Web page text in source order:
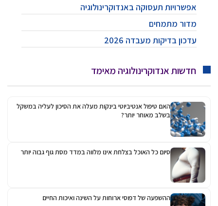
אפשרויות תעסוקה באנדוקרינולוגיה
מדור מתמחים
עדכון בדיקות מעבדה 2026
חדשות אנדוקרינולוגיה מאימד
האם טיפול אנטיביוטי בינקות מעלה את הסיכון לעליה במשקל
בשלב מאוחר יותר?
סיום כל האוכל בצלחת אינו מלווה במדד מסת גוף גבוה יותר
ההשפעה של דפוסי ארוחות על השינה ואיכות החיים